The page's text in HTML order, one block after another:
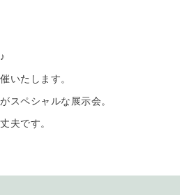
いたします。
スペシャルな展示会。
夫です。